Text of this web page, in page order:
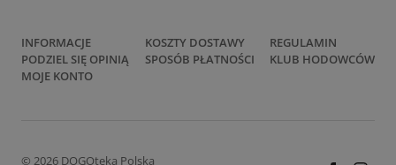
INFORMACJE
PODZIEL SIĘ OPINIĄ
MOJE KONTO
KOSZTY DOSTAWY
SPOSÓB PŁATNOŚCI
REGULAMIN
KLUB HODOWCÓW
© 2026 DOGOteka Polska